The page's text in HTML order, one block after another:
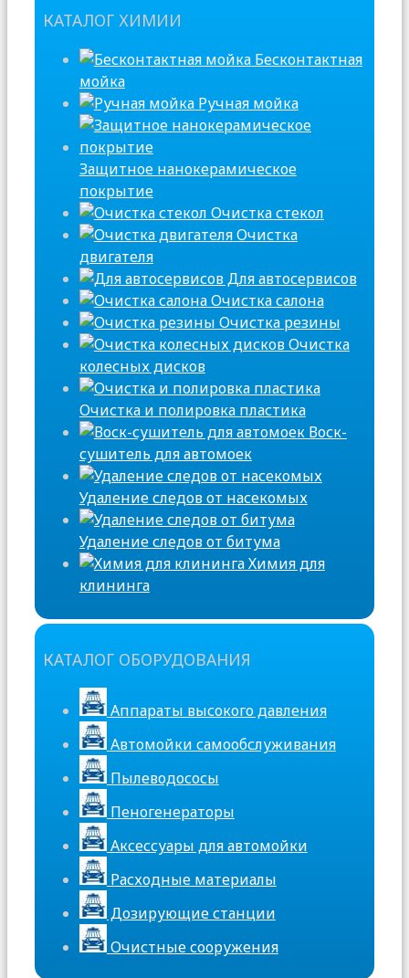
КАТАЛОГ ХИМИИ
Бесконтактная
мойка
Ручная мойка
Защитное нанокерамическое
покрытие
Очистка стекол
Очистка
двигателя
Для автосервисов
Очистка салона
Очистка резины
Очистка
колесных дисков
Очистка и полировка пластика
Воск-
сушитель для автомоек
Удаление следов от насекомых
Удаление следов от битума
Химия для
клининга
КАТАЛОГ ОБОРУДОВАНИЯ
Аппараты высокого давления
Автомойки самообслуживания
Пылеводососы
Пеногенераторы
Аксессуары для автомойки
Расходные материалы
Дозирующие станции
Очистные сооружения